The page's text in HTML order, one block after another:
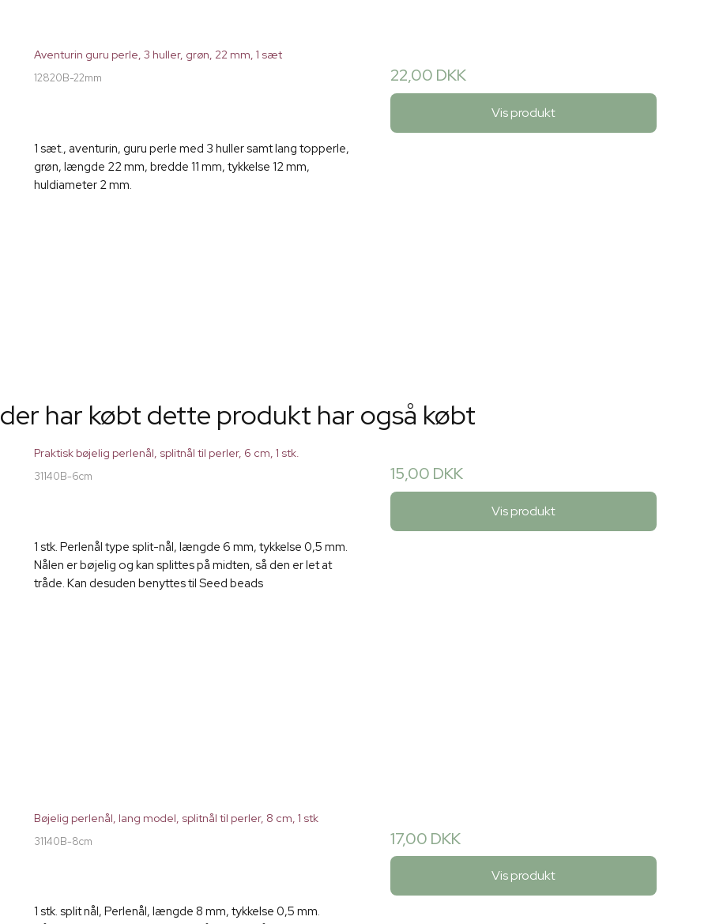
Aventurin guru perle, 3 huller, grøn, 22 mm, 1 sæt
12820B-22mm
1 sæt., aventurin, guru perle med 3 huller samt lang topperle,
grøn, længde 22 mm, bredde 11 mm, tykkelse 12 mm,
huldiameter 2 mm.
22,00 DKK
Vis produkt
har købt dette produkt har også købt
Praktisk bøjelig perlenål, splitnål til perler, 6 cm, 1 stk.
31140B-6cm
1 stk. Perlenål type split-nål, længde 6 mm, tykkelse 0,5 mm.
Nålen er bøjelig og kan splittes på midten, så den er let at
tråde. Kan desuden benyttes til Seed beads
15,00 DKK
Vis produkt
Bøjelig perlenål, lang model, splitnål til perler, 8 cm, 1 stk
31140B-8cm
1 stk. split nål, Perlenål, længde 8 mm, tykkelse 0,5 mm.
17,00 DKK
Vis produkt